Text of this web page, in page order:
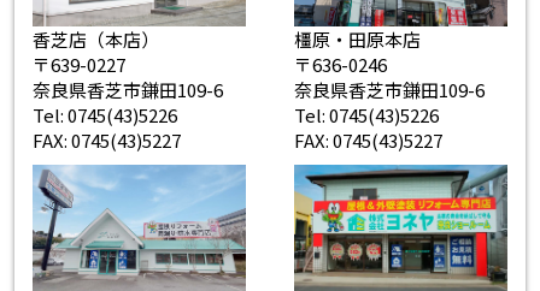
香芝店（本店）
〒639-0227
奈良県香芝市鎌田109-6
Tel: 0745(43)5226
FAX: 0745(43)5227
橿原・田原本店
〒636-0246
奈良県香芝市鎌田109-6
Tel: 0745(43)5226
FAX: 0745(43)5227